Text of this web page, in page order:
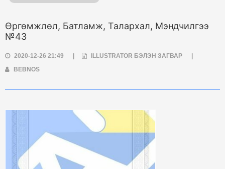
Өргөмжлөл, Батламж, Талархал, Мэндчилгээ
№43
2020-12-26 21:49 ILLUSTRATOR БЭЛЭН ЗАГВАР
BEBNOS